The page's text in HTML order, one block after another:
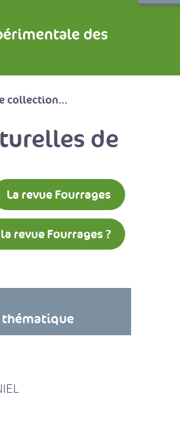
des
collection...
de
La revue Fourrages
revue Fourrages ?
thématique